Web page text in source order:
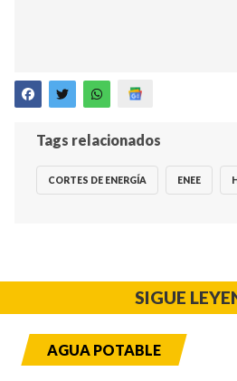
Tags relacionados
CORTES DE ENERGÍA ENEE
SIGUE
AGUA POTABLE